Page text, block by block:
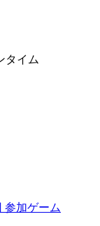
タイム
参加ゲーム